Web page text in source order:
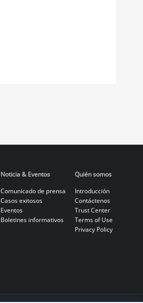
Noticia & Eventos
Comunicado de prensa
Casos exitosos
Eventos
Boletines informativos
Quién somos
Introducción
Contáctenos
Trust Center
Terms of Use
Privacy Policy